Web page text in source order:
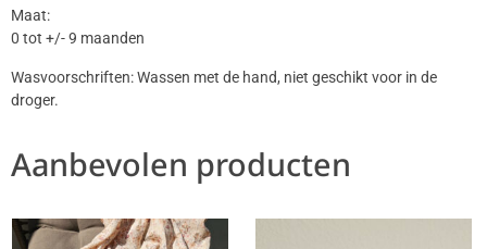
Maat:
0 tot +/- 9 maanden
Wasvoorschriften: Wassen met de hand, niet geschikt voor in de
droger.
Aanbevolen producten